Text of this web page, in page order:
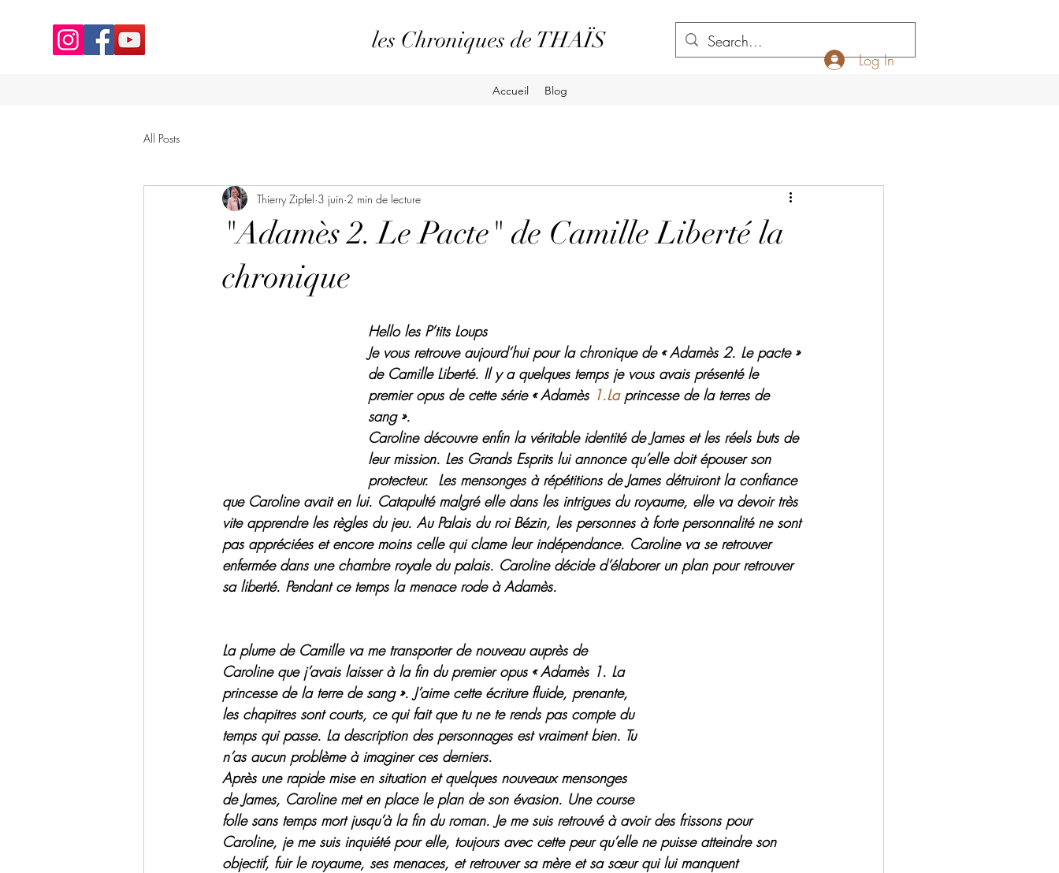
les Chroniques de THAÏS
Accueil Blog
Log In
All Posts
"Adamès 2. Le Pacte" de Camille Liberté la
chronique
Thierry Zipfel 3 juin 2 min de lecture
Hello les P’tits Loups
Je vous retrouve aujourd’hui pour la chronique de « Adamès 2. Le pacte »
de Camille Liberté. Il y a quelques temps je vous avais présenté le
premier opus de cette série « Adamès 1.La princesse de la terres de
sang ».
Caroline découvre enfin la véritable identité de James et les réels buts de
leur mission. Les Grands Esprits lui annonce qu’elle doit épouser son
protecteur.  Les mensonges à répétitions de James détruiront la confiance
que Caroline avait en lui. Catapulté malgré elle dans les intrigues du royaume, elle va devoir très
vite apprendre les règles du jeu. Au Palais du roi Bézin, les personnes à forte personnalité ne sont
pas appréciées et encore moins celle qui clame leur indépendance. Caroline va se retrouver
enfermée dans une chambre royale du palais. Caroline décide d’élaborer un plan pour retrouver
sa liberté. Pendant ce temps la menace rode à Adamès.
La plume de Camille va me transporter de nouveau auprès de
Caroline que j’avais laisser à la fin du premier opus « Adamès 1. La
princesse de la terre de sang ». J’aime cette écriture fluide, prenante,
les chapitres sont courts, ce qui fait que tu ne te rends pas compte du
temps qui passe. La description des personnages est vraiment bien. Tu
n’as aucun problème à imaginer ces derniers.
Après une rapide mise en situation et quelques nouveaux mensonges
de James, Caroline met en place le plan de son évasion. Une course
folle sans temps mort jusqu’à la fin du roman. Je me suis retrouvé à avoir des frissons pour
Caroline, je me suis inquiété pour elle, toujours avec cette peur qu’elle ne puisse atteindre son
objectif, fuir le royaume, ses menaces, et retrouver sa mère et sa sœur qui lui manquent